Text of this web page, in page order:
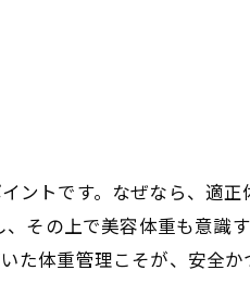
美容体重の基準
容体重の選び方
ット法を学ぶ
ントです。なぜなら、適
その上で美容体重も意識
た体重管理こそが、安全